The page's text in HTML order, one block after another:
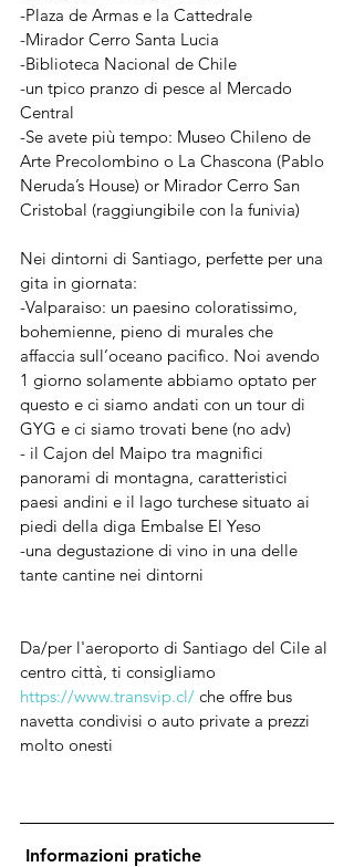
-Plaza de Armas e la Cattedrale
-Mirador Cerro Santa Lucia
-Biblioteca Nacional de Chile
-un tpico pranzo di pesce al Mercado
Central
-Se avete più tempo: Museo Chileno de
Arte Precolombino o La Chascona (Pablo
Neruda’s House) or Mirador Cerro San
Cristobal (raggiungibile con la funivia)
Nei dintorni di Santiago, perfette per una
gita in giornata:
-Valparaiso: un paesino coloratissimo,
bohemienne, pieno di murales che
affaccia sull’oceano pacifico. Noi avendo
1 giorno solamente abbiamo optato per
questo e ci siamo andati con un tour di
GYG e ci siamo trovati bene (no adv)
- il Cajon del Maipo tra magnifici
panorami di montagna, caratteristici
paesi andini e il lago turchese situato ai
piedi della diga Embalse El Yeso
-una degustazione di vino in una delle
tante cantine nei dintorni
Da/per l'aeroporto di Santiago del Cile al
centro città, ti consigliamo
https://www.transvip.cl/ che offre bus
navetta condivisi o auto private a prezzi
molto onesti
Informazioni pratiche